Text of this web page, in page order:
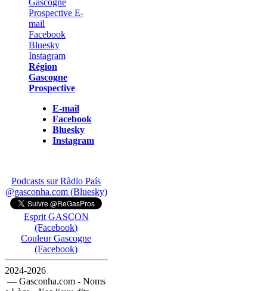
Région
Gascogne
Prospective
E-mail
Facebook
Bluesky
Instagram
Podcasts sur Ràdio País
@gasconha.com (Bluesky)
Esprit GASCON
(Facebook)
Couleur Gascogne
(Facebook)
2024-2026
— Gasconha.com - Noms